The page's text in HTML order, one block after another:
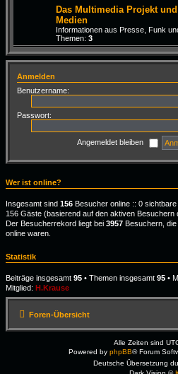
Das Multimedia Projekt
Medien
Informationen aus Presse, Funk
Themen: 3
Anmelden
Benutzername:
Passwort:
Angemeldet bleiben
Wer ist online?
Insgesamt sind 156 Besucher online :: 0
156 Gäste (basierend auf den aktiven Besuchern
Der Besucherrekord liegt bei 3957 Besuchern,
online waren.
Statistik
Beiträge insgesamt 95 • Themen insgesamt 95 •
Mitglied: H.Krause
Foren-Übersicht
Alle Zeiten sind
Powered by phpBB® Forum
Deutsche Übersetzung